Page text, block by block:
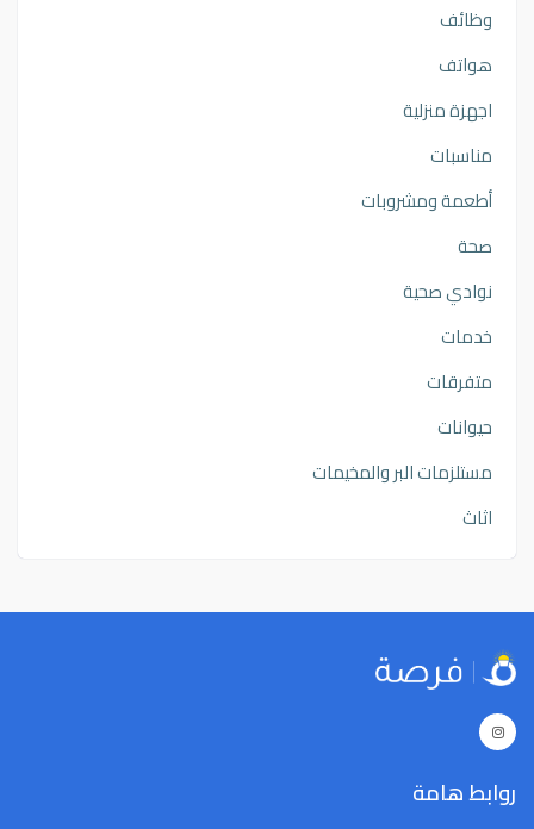
وظائف
هواتف
اجهزة منزلية
مناسبات
أطعمة ومشروبات
صحة
نوادي صحية
خدمات
متفرقات
حيوانات
مستلزمات البر والمخيمات
اثاث
روابط هامة